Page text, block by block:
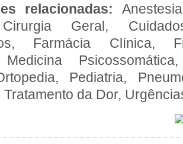
relacionadas:
Geral,
Farmácia Clínica,
Medicina
Pediatria,
da Dor,